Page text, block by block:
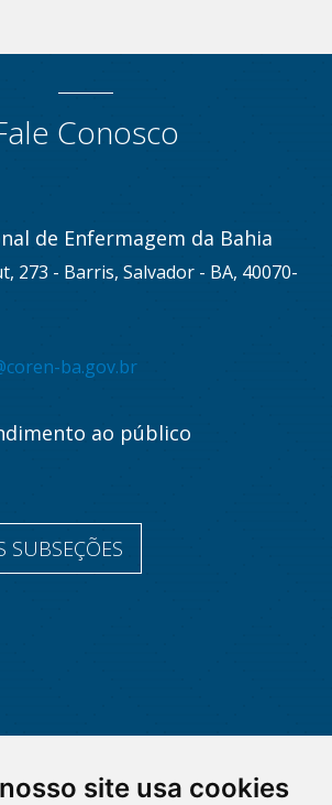
site usa cookies
Conosco
de Enfermagem da Bahia
273 - Barris, Salvador - BA, 40070-
ba.gov.br
ao público
SUBSEÇÕES